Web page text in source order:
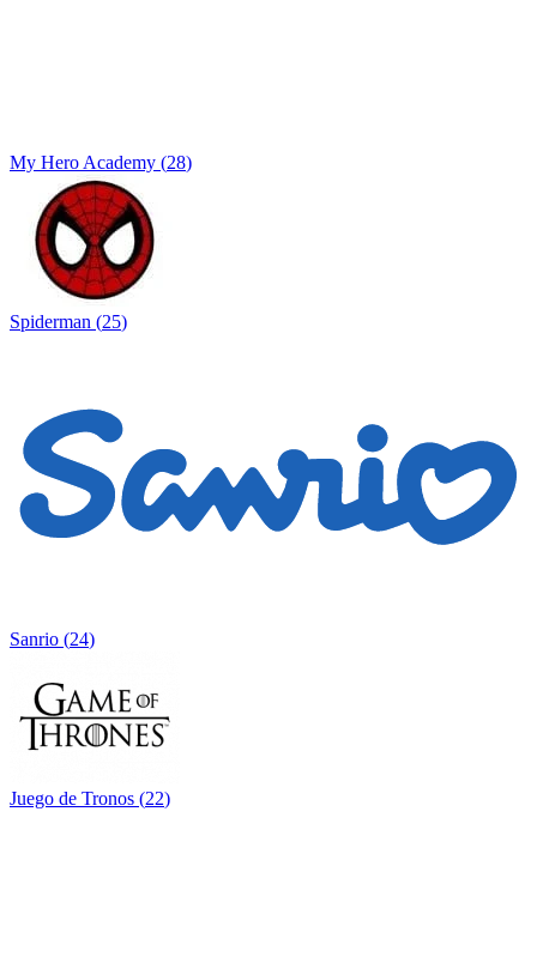
My Hero Academy (28)
Spiderman (25)
Sanrio (24)
Juego de Tronos (22)